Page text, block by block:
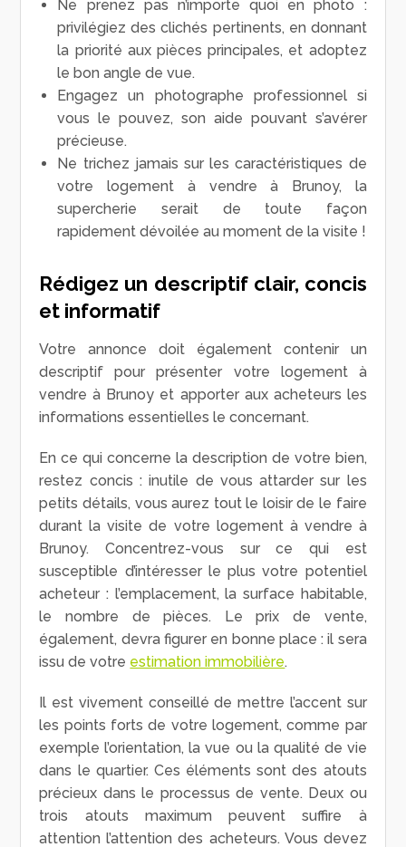
Ne prenez pas n’importe quoi en photo :
privilégiez des clichés pertinents, en donnant
la priorité aux pièces principales, et adoptez
le bon angle de vue.
Engagez un photographe professionnel si
vous le pouvez, son aide pouvant s’avérer
précieuse.
Ne trichez jamais sur les caractéristiques de
votre logement à vendre à Brunoy, la
supercherie serait de toute façon
rapidement dévoilée au moment de la visite !
Rédigez un descriptif clair, concis
et informatif
Votre annonce doit également contenir un
descriptif pour présenter votre logement à
vendre à Brunoy et apporter aux acheteurs les
informations essentielles le concernant.
En ce qui concerne la description de votre bien,
restez concis : inutile de vous attarder sur les
petits détails, vous aurez tout le loisir de le faire
durant la visite de votre logement à vendre à
Brunoy. Concentrez-vous sur ce qui est
susceptible d’intéresser le plus votre potentiel
acheteur : l’emplacement, la surface habitable,
le nombre de pièces. Le prix de vente,
également, devra figurer en bonne place : il sera
issu de votre estimation immobilière.
Il est vivement conseillé de mettre l’accent sur
les points forts de votre logement, comme par
exemple l’orientation, la vue ou la qualité de vie
dans le quartier. Ces éléments sont des atouts
précieux dans le processus de vente. Deux ou
trois atouts maximum peuvent suffire à
attention l’attention des acheteurs. Vous devez